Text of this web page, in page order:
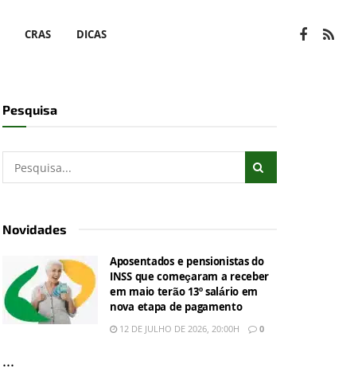
CRAS DICAS
Pesquisa
Novidades
Aposentados e pensionistas do
INSS que começaram a receber
em maio terão 13º salário em
nova etapa de pagamento
12 DE JULHO DE 2026, 20:00H 0
...